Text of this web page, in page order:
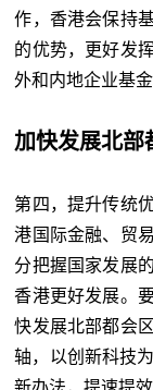
作，香港会保持
的优势，更好发
外和内地企业基
加快发展北部
第四，提升传统
港国际金融、贸
分把握国家发展
香港更好发展。
快发展北部都会
轴，以创新科技